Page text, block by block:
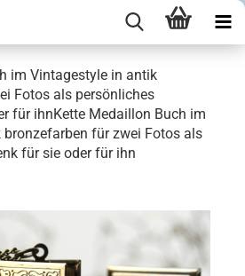
im Vintagestyle in antik
Fotos als persönliches
für ihnKette Medaillon Buch im
für zwei Fotos als
für sie oder für ihn